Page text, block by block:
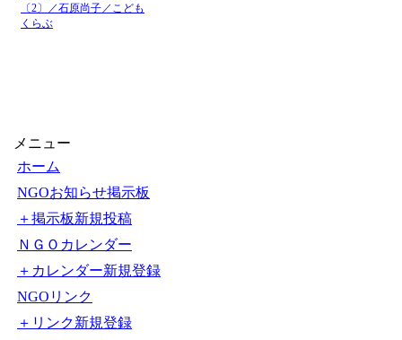
〔2〕／石原尚子／こども
くらぶ
メニュー
ホーム
NGOお知らせ掲示板
＋掲示板新規投稿
ＮＧＯカレンダー
＋カレンダー新規登録
NGOリンク
＋リンク新規登録